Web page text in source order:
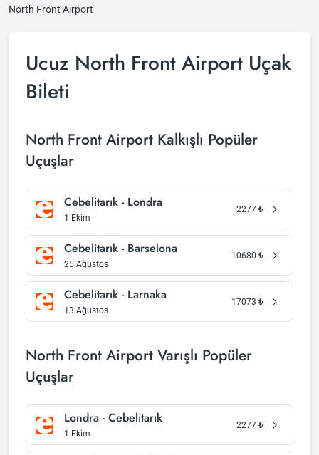
North Front Airport
Ucuz North Front Airport Uçak
Bileti
North Front Airport Kalkışlı Popüler
Uçuşlar
Cebelitarık - Londra
1 Ekim
2277 ₺
Cebelitarık - Barselona
25 Ağustos
10680 ₺
Cebelitarık - Larnaka
13 Ağustos
17073 ₺
North Front Airport Varışlı Popüler
Uçuşlar
Londra - Cebelitarık
1 Ekim
2277 ₺